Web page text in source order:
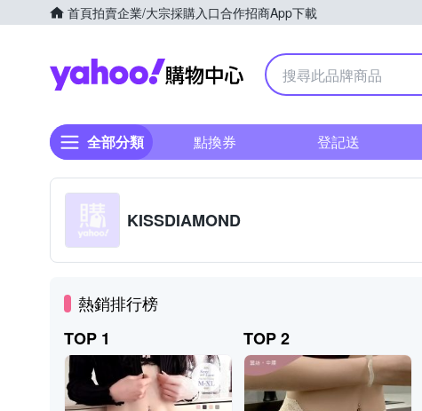
首頁拍賣企業/大宗採購入口合作招商App下載
Yahoo購物中心
全部分類 點換券 登記送
KISSDIAMOND
熱銷排行榜
TOP 1
TOP 2